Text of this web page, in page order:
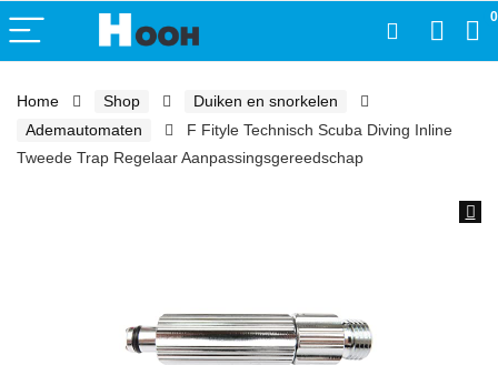
0
Home Shop
Duiken en snorkelen
Ademautomaten
F Fityle Technisch Scuba Diving Inline
Tweede Trap Regelaar Aanpassingsgereedschap